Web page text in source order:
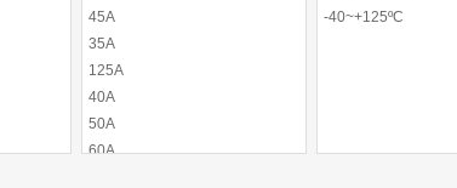
45A
35A
125A
40A
50A
60A
-40~+125ºC